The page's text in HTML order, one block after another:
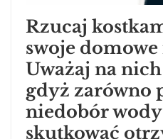
Rzucaj
swoje
Uważaj na
gdyż zarówno
niedobór
skutkować